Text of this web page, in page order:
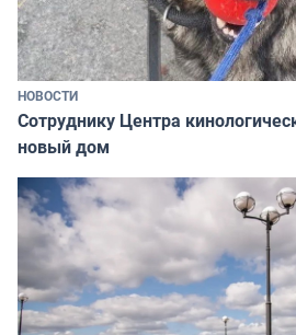
НОВОСТИ
Сотруднику Центра
новый дом